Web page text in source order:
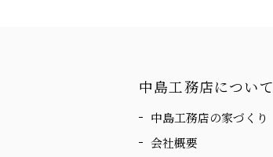
中島工務店について
中島工務店の家づくり
会社概要